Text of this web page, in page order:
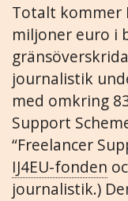
Totalt kommer
miljoner euro i
journalistik
med omkring
Support
“Freelancer
IJ4EU-fonden
journalistik.)